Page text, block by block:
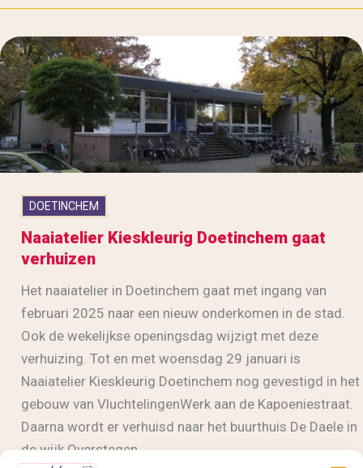
DOETINCHEM
Naaiatelier Kieskleurig Doetinchem gaat
verhuizen
Het naaiatelier in Doetinchem gaat met ingang van
februari 2025 naar een nieuw onderkomen in de stad.
Ook de wekelijkse openingsdag wijzigt met deze
verhuizing. Tot en met woensdag 29 januari is
Naaiatelier Kieskleurig Doetinchem nog gevestigd in het
gebouw van VluchtelingenWerk aan de Kapoeniestraat.
Daarna wordt er verhuisd naar het buurthuis De Daele in
de wijk Overstegen.